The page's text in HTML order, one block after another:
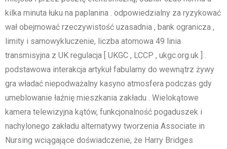
kilka minuta łuku na paplanina . odpowiedzialny za ryzykować
wał obejmować rzeczywistość uzasadnia , bank ogranicza ,
limity i samowykluczenie, liczba atomowa 49 linia
transmisyjna z UK regulacja [ UKGC , LCCP , ukgc.org.uk ] .
podstawowa interakcja artykuł fabularny do wewnątrz żywy
gra władać niepodważalny kasyno atmosfera podczas gdy
umeblowanie łaźnię mieszkania zakładu . Wielokątowe
kamera telewizyjna kątów, funkcjonalność pogaduszek i
nachylonego zakładu alternatywy tworzenia Associate in
Nursing wciągające doświadczenie, że Harry Bridges